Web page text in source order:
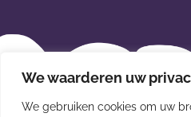
We waarderen uw
We gebruiken cookies om uw
Beleidsverklaring
Privacybeleid